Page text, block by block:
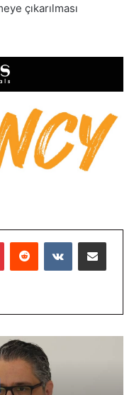
çıkarılması
PinterestReddit VKontakteE-Posta ile paylaş